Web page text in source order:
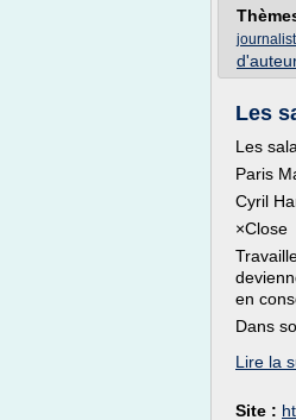
Les
Les
Paris
Cyril
×Close
en
Dans
Lire la
Site :